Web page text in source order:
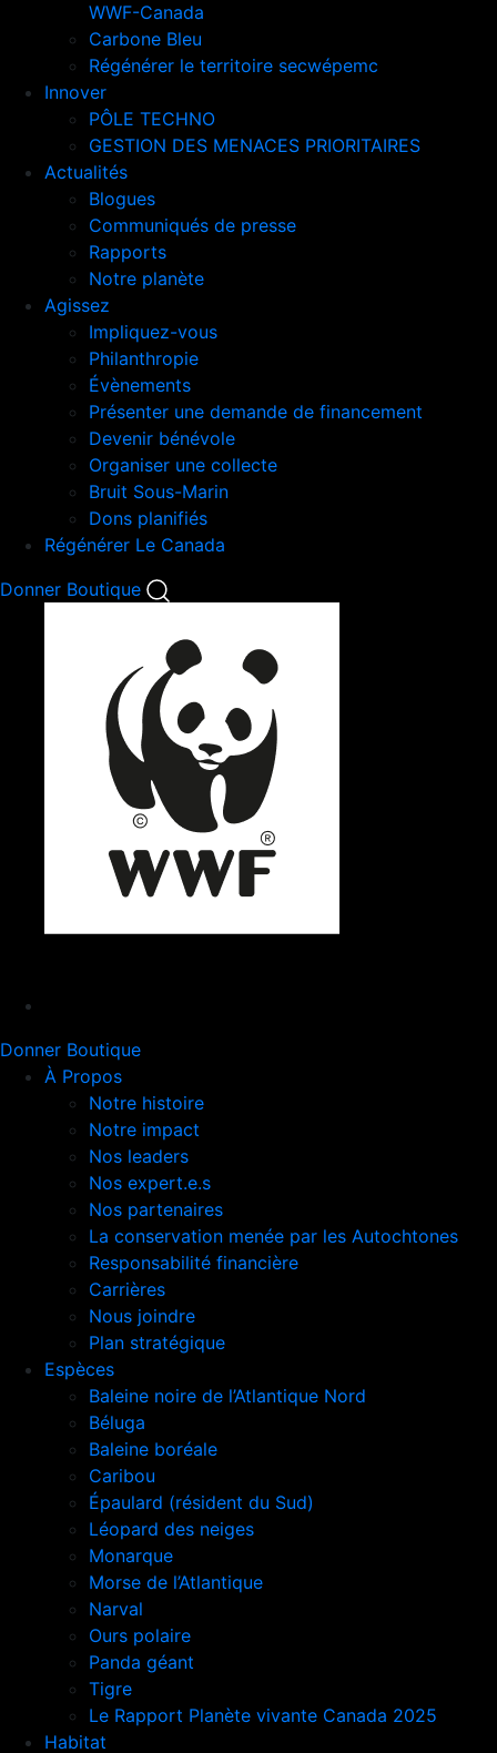
WWF-Canada
Carbone Bleu
Régénérer le territoire secwépemc
Innover
PÔLE TECHNO
GESTION DES MENACES PRIORITAIRES
Actualités
Blogues
Communiqués de presse
Rapports
Notre planète
Agissez
Impliquez-vous
Philanthropie
Évènements
Présenter une demande de financement
Devenir bénévole
Organiser une collecte
Bruit Sous-Marin
Dons planifiés
Régénérer Le Canada
Donner Boutique
Donner Boutique
À Propos
Notre histoire
Notre impact
Nos leaders
Nos expert.e.s
Nos partenaires
La conservation menée par les Autochtones
Responsabilité financière
Carrières
Nous joindre
Plan stratégique
Espèces
Baleine noire de l’Atlantique Nord
Béluga
Baleine boréale
Caribou
Épaulard (résident du Sud)
Léopard des neiges
Monarque
Morse de l’Atlantique
Narval
Ours polaire
Panda géant
Tigre
Le Rapport Planète vivante Canada 2025
Habitat